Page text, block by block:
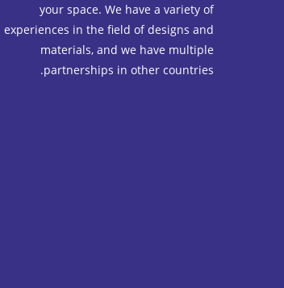
your space. We have a variety of
experiences in the field of designs and
materials, and we have multiple
partnerships in other countries.